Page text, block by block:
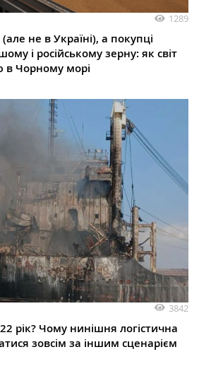
1289
не в Україні), а покупці
і російському зерну: як світ
в Чорному морі
3842
рік? Чому нинішня логістична
зовсім за іншим сценарієм